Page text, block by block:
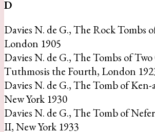
D
Davies N. de G., The Rock Tombs
London 1905
Davies N. de G., The Tombs of
Tuthmosis the Fourth, London
Davies N. de G., The Tomb of
New York 1930
Davies N. de G., The Tomb of
II, New York 1933